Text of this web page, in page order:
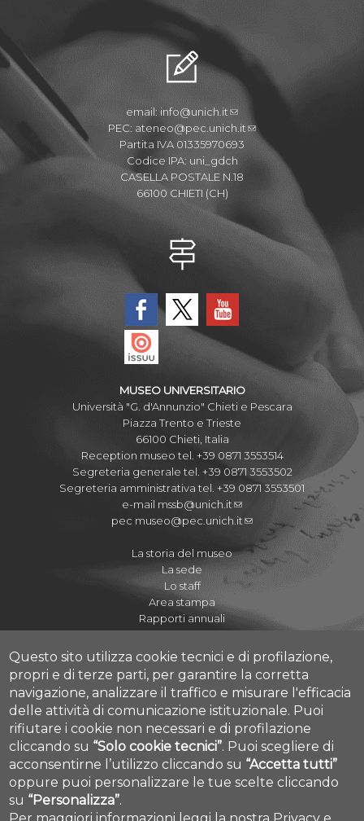
email: info@unich.it
PEC: ateneo@pec.unich.it
Partita IVA 01335970693
Codice IPA: uni_gdch
CASELLA POSTALE N.18
66100 CHIETI (CH)
MUSEO UNIVERSITARIO
Università "G. d'Annunzio" Chieti e Pescara
Piazza Trento e Trieste
66100 Chieti, Italia
Reception museo tel. +39 0871 3553514
Segreteria generale tel. +39 0871 3553502
Segreteria amministrativa tel. +39 0871 3553501
e-mail mssb@unich.it
pec museo@pec.unich.it
La storia del museo
La sede
Lo staff
Area stampa
Rapporti annuali
Regolamenti
Quaderni del Museo
Journal of Paleopathology
Proposte didattiche A.S. 2020-2021
Cookie settings
I Cicli dell'Arte
Questo sito utilizza cookie tecnici e di profilazione,
propri e di terze parti, per garantire la corretta
navigazione, analizzare il traffico e misurare l'efficacia
delle attività di comunicazione istituzionale. Puoi
rifiutare i cookie non necessari e di profilazione
cliccando su “Solo cookie tecnici”. Puoi scegliere di
acconsentirne l’utilizzo cliccando su “Accetta tutti”
oppure puoi personalizzare le tue scelte cliccando
su “Personalizza”.